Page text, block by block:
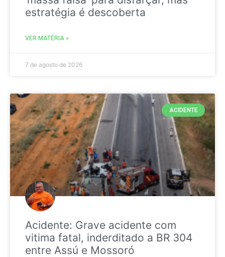
estratégia é descoberta
VER MATÉRIA »
7 de agosto de 2026
ACIDENTE
Acidente: Grave acidente com
vitima fatal, inderditado a BR 304
entre Assú e Mossoró